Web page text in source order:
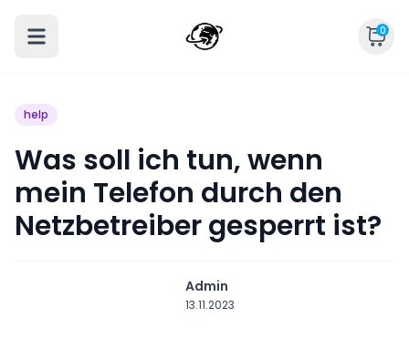
0
help
Was soll ich tun, wenn
mein Telefon durch den
Netzbetreiber gesperrt ist?
Admin
13.11.2023